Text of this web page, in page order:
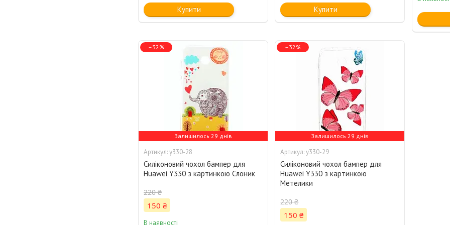
Купити Купити
–32%
Залишилось 29 днів
y330-28
Силіконовий чохол бампер для
Huawei Y330 з картинкою Слоник
220 ₴
150 ₴
В наявності
–32%
Залишилось 29 днів
y330-29
Силіконовий чохол бампер для
Huawei Y330 з картинкою
Метелики
220 ₴
150 ₴